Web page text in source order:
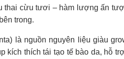
cừu tươi – hàm lượng ấn
trong.
là nguồn nguyên liệu giàu
kích thích tái tạo tế bào da, hỗ